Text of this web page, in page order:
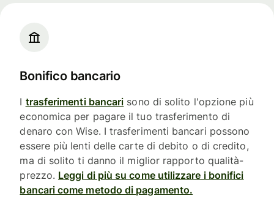
Bonifico bancario
I trasferimenti bancari sono di solito l'opzione più
economica per pagare il tuo trasferimento di
denaro con Wise. I trasferimenti bancari possono
essere più lenti delle carte di debito o di credito,
ma di solito ti danno il miglior rapporto qualità-
prezzo. Leggi di più su come utilizzare i bonifici
bancari come metodo di pagamento.